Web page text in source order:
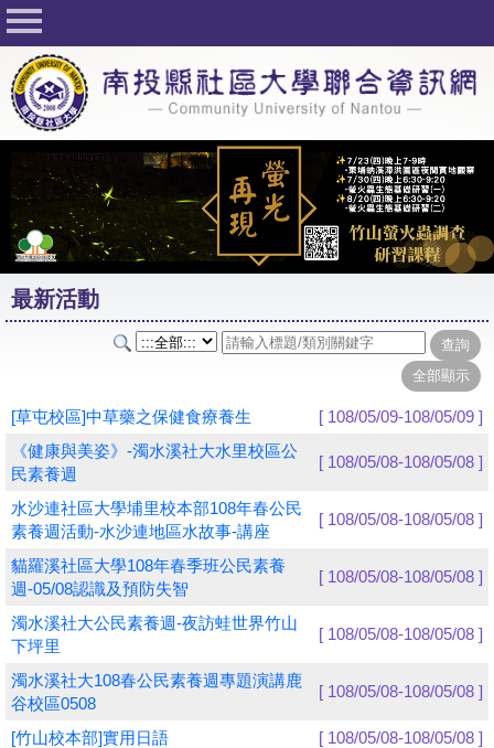
回首頁
關於社大
公佈欄
行事曆
最新活動
活動花絮
課程一覽表
志工與社團
友站連結
網路選課
學員專區
教師專區
評委專區
校務行政
最新活動
[草屯校區]中草藥之保健食療養生
[ 108/05/09-108/05/09 ]
《健康與美姿》-濁水溪社大水里校區公
民素養週
[ 108/05/08-108/05/08 ]
水沙連社區大學埔里校本部108年春公民
素養週活動-水沙連地區水故事-講座
[ 108/05/08-108/05/08 ]
貓羅溪社區大學108年春季班公民素養
週-05/08認識及預防失智
[ 108/05/08-108/05/08 ]
濁水溪社大公民素養週-夜訪蛙世界竹山
下坪里
[ 108/05/08-108/05/08 ]
濁水溪社大108春公民素養週專題演講鹿
谷校區0508
[ 108/05/08-108/05/08 ]
[竹山校本部]實用日語
[ 108/05/08-108/05/08 ]